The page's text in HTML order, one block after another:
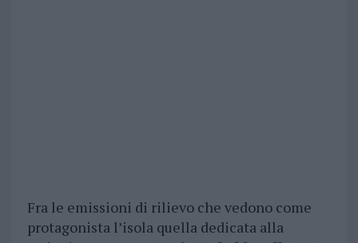
Fra le emissioni di rilievo che vedono come
protagonista l’isola quella dedicata alla